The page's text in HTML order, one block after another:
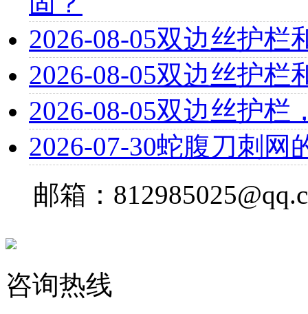
2026-08-05双边丝护栏
2026-08-05双边丝护栏
2026-08-05双边丝护栏
2026-07-30蛇腹刀刺网
邮箱：
咨询热线